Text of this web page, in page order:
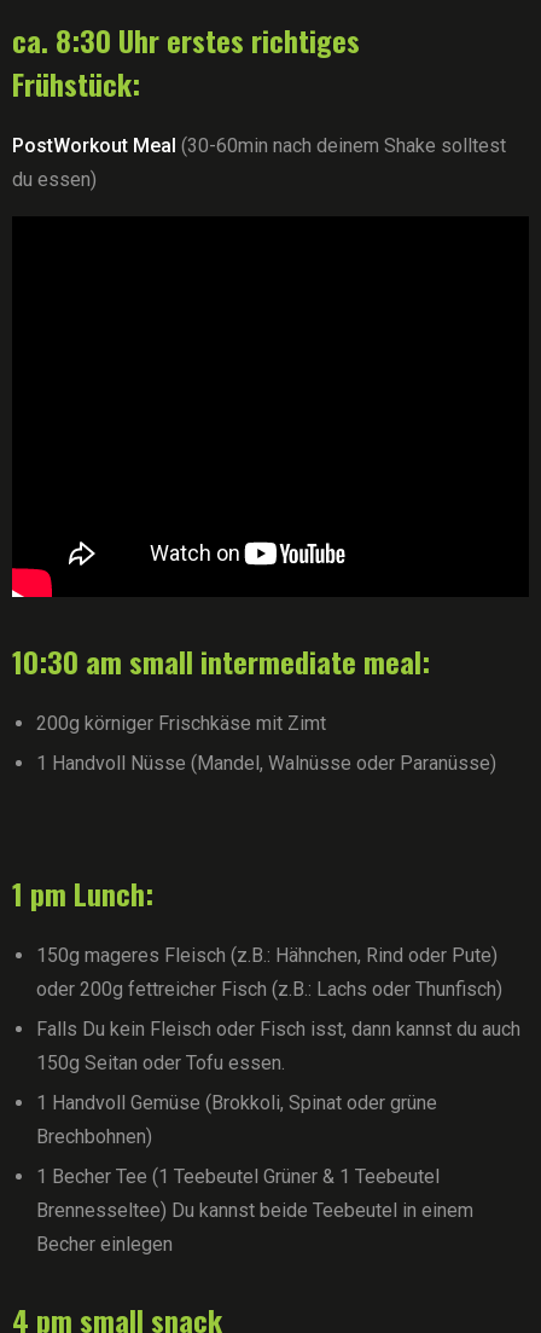
ca. 8:30 Uhr erstes richtiges
Frühstück:
PostWorkout Meal (30-60min nach deinem Shake solltest
du essen)
10:30 am small intermediate meal:
200g körniger Frischkäse mit Zimt
1 Handvoll Nüsse (Mandel, Walnüsse oder Paranüsse)
1 pm Lunch:
150g mageres Fleisch (z.B.: Hähnchen, Rind oder Pute)
oder 200g fettreicher Fisch (z.B.: Lachs oder Thunfisch)
Falls Du kein Fleisch oder Fisch isst, dann kannst du auch
150g Seitan oder Tofu essen.
1 Handvoll Gemüse (Brokkoli, Spinat oder grüne
Brechbohnen)
1 Becher Tee (1 Teebeutel Grüner & 1 Teebeutel
Brennesseltee) Du kannst beide Teebeutel in einem
Becher einlegen
4 pm small snack